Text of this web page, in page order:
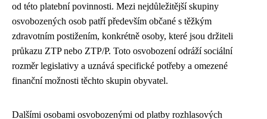
od této platební povinnosti. Mezi nejdůležitější skupiny
osvobozených osob patří především občané s těžkým
zdravotním postižením, konkrétně osoby, které jsou držiteli
průkazu ZTP nebo ZTP/P. Toto osvobození odráží sociální
rozměr legislativy a uznává specifické potřeby a omezené
finanční možnosti těchto skupin obyvatel.
Dalšími osobami osvobozenými od platby rozhlasových